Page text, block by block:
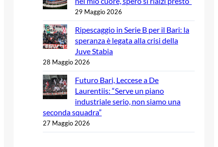
29 Maggio 2026
Ripescaggio in Serie B per il Bari: la
speranza è legata alla crisi della
Juve Stabia
28 Maggio 2026
Futuro Bari, Leccese a De
Laurentiis: “Serve un piano
industriale serio, non siamo una
seconda squadra”
27 Maggio 2026